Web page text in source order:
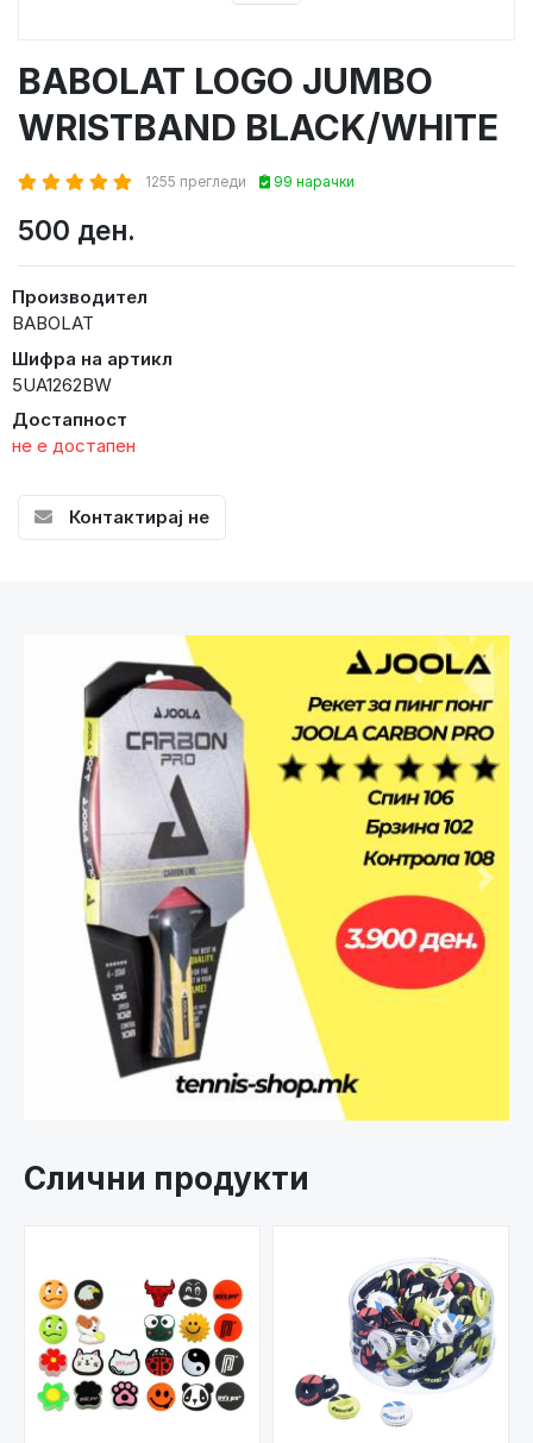
BABOLAT LOGO JUMBO
WRISTBAND BLACK/WHITE
1255 прегледи 99 нарачки
500 ден.
Производител
BABOLAT
Шифра на артикл
5UA1262BW
Достапност
не е достапен
Контактирај не
Претходно
Слични продукти